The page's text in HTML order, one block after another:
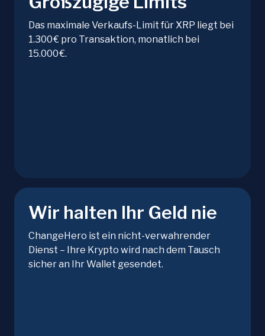
Das maximale Verkaufs-Limit für XRP liegt bei
1.300 € pro Transaktion, monatlich bei
15.000 €.
Wir halten Ihr Geld nie
ChangeHero ist ein nicht-verwahrender
Dienst – Ihre Krypto wird nach dem Tausch
sicher an Ihr Wallet gesendet.